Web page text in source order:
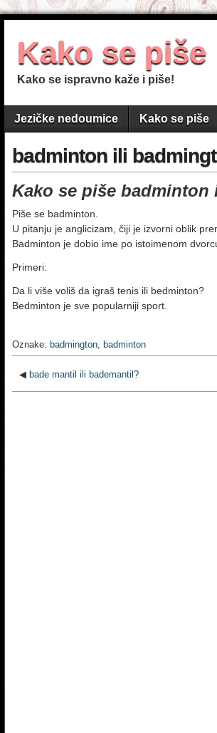
Kako se piše
Kako se ispravno kaže i piše!
Jezičke nedoumice Kako se piše
badminton ili
Kako se piše
Piše se badminton.
U pitanju je anglicizam, čiji je izvorni oblik
Badminton je dobio ime po istoimenom
Primeri:
Da li više voliš da igraš tenis ili bedminton?
Bedminton je sve popularniji sport.
Oznake: badmington, badminton
◀ bade mantil ili bademantil?